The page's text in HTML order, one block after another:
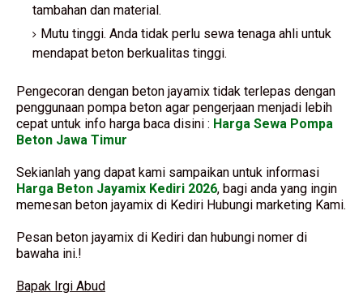
tambahan dan material.
Mutu tinggi. Anda tidak perlu sewa tenaga ahli untuk
mendapat beton berkualitas tinggi.
Pengecoran dengan beton jayamix tidak terlepas dengan
penggunaan pompa beton agar pengerjaan menjadi lebih
cepat untuk info harga baca disini : Harga Sewa Pompa
Beton Jawa Timur
Sekianlah yang dapat kami sampaikan untuk informasi
Harga Beton Jayamix Kediri 2026, bagi anda yang ingin
memesan beton jayamix di Kediri Hubungi marketing Kami.
Pesan beton jayamix di Kediri dan hubungi nomer di
bawaha ini.!
Bapak Irgi Abud